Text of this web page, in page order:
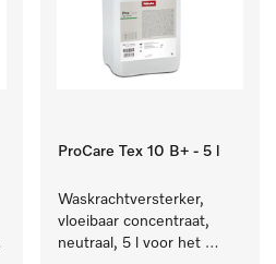
ProCare Tex 10 B+ - 5 l
Waskrachtversterker,
vloeibaar concentraat,
neutraal, 5 l voor het